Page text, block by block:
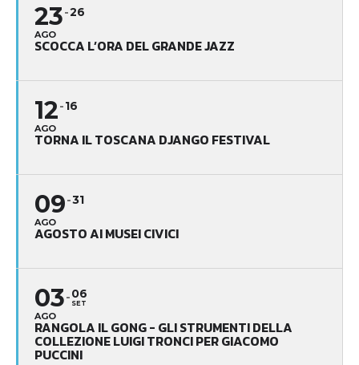
23
AGO
26
SCOCCA L’ORA DEL GRANDE JAZZ
12
AGO
16
TORNA IL TOSCANA DJANGO FESTIVAL
09
AGO
31
AGOSTO AI MUSEI CIVICI
03
AGO
06
SET
RANGOLA IL GONG - GLI STRUMENTI DELLA
COLLEZIONE LUIGI TRONCI PER GIACOMO
PUCCINI